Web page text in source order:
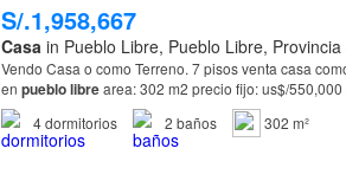
S/.1,958,667
Casa in Pueblo Libre, Pueblo Libre,
Vendo Casa o como Terreno. 7 pisos venta casa
en pueblolibrearea: 302 m2 precio fijo: us$/
10x30.2m. 2 baños…
4dormitorios 2 baños 302 m²